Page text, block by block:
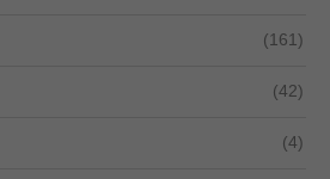
(161)
(42)
(4)